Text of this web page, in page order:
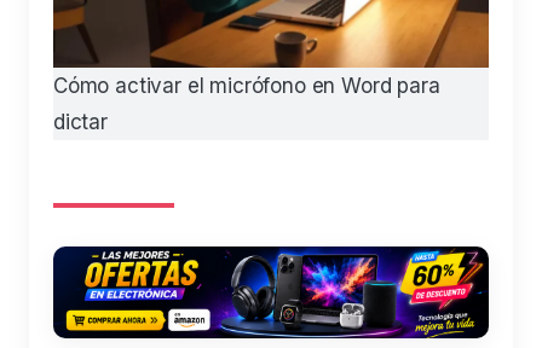
Cómo activar el micrófono en Word para
dictar